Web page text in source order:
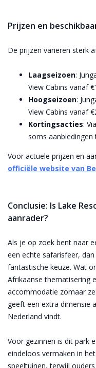
Prijzen en
De prijzen variëren sterk
Laagseizoen:
View Cabins vanaf
Hoogseizoen:
View Cabins vanaf
Kortingsacties:
soms aanbiedingen
Voor actuele prijzen en
officiële website van
Conclusie: Is Lake
aanrader?
Als je op zoek bent naar
een echte safarisfeer,
fantastische keuze. Wat
Afrikaanse thematisering
accommodatie zomaar
geeft een extra dimensie
Nederland vindt.
Voor gezinnen is dit park
eindeloos vermaken in
speeltuinen, terwijl